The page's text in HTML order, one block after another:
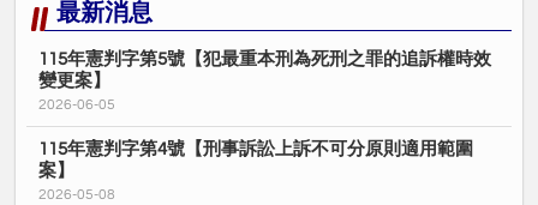
最新消息
115年憲判字第5號【犯最重本刑為死刑之罪的追訴權時效
變更案】
2026-06-05
115年憲判字第4號【刑事訴訟上訴不可分原則適用範圍
案】
2026-05-08